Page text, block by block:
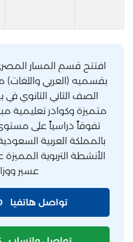
افتتح قسم المسار
بقسميه (العربي واللغات)
الصف الثاني الثانوي في
متميزة وكوادر
تفوقاً دراسياً على
بالمملكة العربية
الأنشطة التربوية
عسير
تواصل هاتفيا